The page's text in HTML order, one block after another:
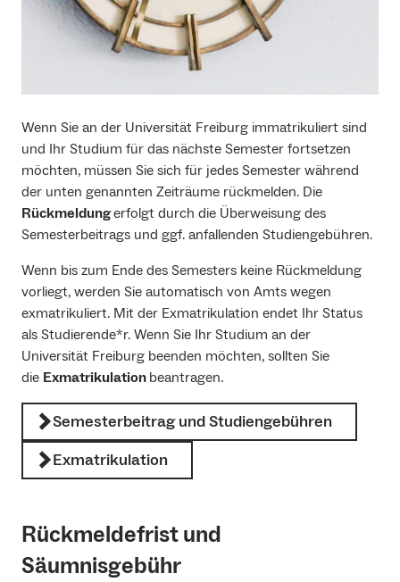
Wenn Sie an der Universität Freiburg immatrikuliert sind
und Ihr Studium für das nächste Semester fortsetzen
möchten, müssen Sie sich für jedes Semester während
der unten genannten Zeiträume rückmelden. Die
Rückmeldungerfolgt durch die Überweisung des
Semesterbeitrags und ggf. anfallenden Studiengebühren.
Wenn bis zum Ende des Semesters keine Rückmeldung
vorliegt, werden Sie automatisch von Amts wegen
exmatrikuliert. Mit der Exmatrikulation endet Ihr Status
als Studierende*r. Wenn Sie Ihr Studium an der
Universität Freiburg beenden möchten, sollten Sie
die Exmatrikulation beantragen.
Semesterbeitrag und Studiengebühren
Exmatrikulation
Rückmeldefrist und
Säumnisgebühr